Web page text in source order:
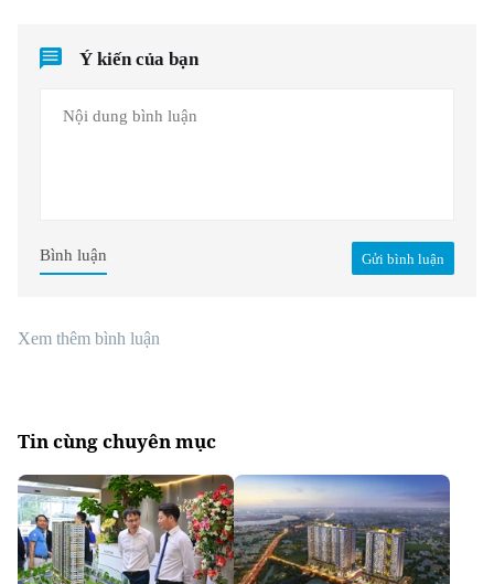
Ý kiến của bạn
Gửi bình luận
Bình luận
Xem thêm bình luận
Tin cùng chuyên mục